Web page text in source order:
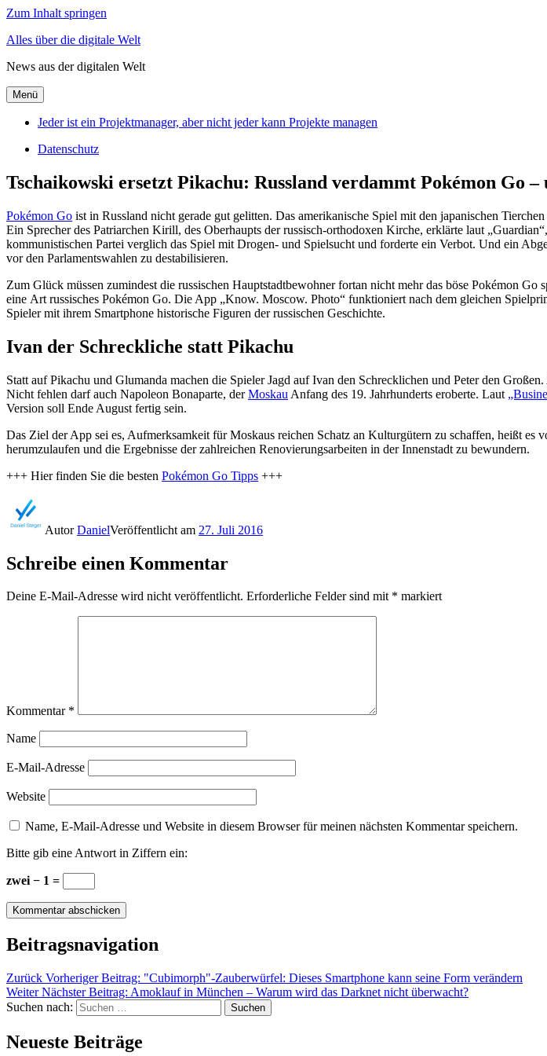
Zum Inhalt springen
Alles über die digitale Welt
News aus der digitalen Welt
Menü
Jeder ist ein Projektmanager, aber nicht jeder kann Projekte managen
Datenschutz
Tschaikowski ersetzt Pikachu: Russland verdammt Pokémon Go
Pokémon Go ist in Russland nicht gerade gut gelitten. Das amerikanische Spiel mit den japanischen
Ein Sprecher des Patriarchen Kirill, des Oberhaupts der russisch-orthodoxen Kirche, erklärte laut
kommunistischen Partei verglich das Spiel mit Drogen- und Spielsucht und forderte ein Verbot. Und ein
vor den Parlamentswahlen zu destabilisieren.
Zum Glück müssen zumindest die russischen Hauptstadtbewohner fortan nicht mehr das böse Pokémon
eine Art russisches Pokémon Go. Die App „Know. Moscow. Photo“ funktioniert nach dem gleichen
Spieler mit ihrem Smartphone historische Figuren der russischen Geschichte.
Ivan der Schreckliche statt Pikachu
Statt auf Pikachu und Glumanda machen die Spieler Jagd auf Ivan den Schrecklichen und Peter den
Nicht fehlen darf auch Napoleon Bonaparte, derMoskau Anfang des 19. Jahrhunderts eroberte. Laut
Version soll Ende August fertig sein.
Das Ziel der App sei es, Aufmerksamkeit für Moskaus reichen Schatz an Kulturgütern zu schaffen, heißt
herumzulaufen und die Ergebnisse der zahlreichen Renovierungsarbeiten in der Innenstadt zu bewundern.
+++ Hier finden Sie die besten Pokémon Go Tipps +++
AutorDanielVeröffentlicht am 27. Juli 2016
Schreibe einen Kommentar
Deine E-Mail-Adresse wird nicht veröffentlicht. Erforderliche Felder sind mit * markiert
Kommentar *
Name
E-Mail-Adresse
Website
Name, E-Mail-Adresse und Website in diesem Browser für meinen nächsten Kommentar speichern.
Bitte gib eine Antwort in Ziffern ein:
zwei − 1 =
Beitragsnavigation
Zurück Vorheriger Beitrag: "Cubimorph"-Zauberwürfel: Dieses Smartphone kann seine Form verändern
Weiter Nächster Beitrag: Amoklauf in München – Warum wird das Darknet nicht überwacht?
Suchen nach:
Suchen
Neueste Beiträge